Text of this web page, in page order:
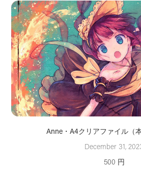
Anne・A4クリアファイル（
December 31,
500 円